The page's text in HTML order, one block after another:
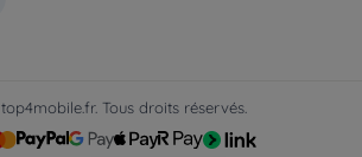
top4mobile.fr. Tous droits réservés.